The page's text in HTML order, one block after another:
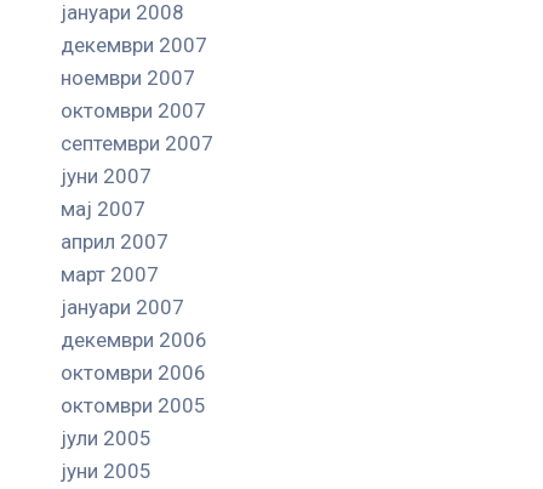
јануари 2008
декември 2007
ноември 2007
октомври 2007
септември 2007
јуни 2007
мај 2007
април 2007
март 2007
јануари 2007
декември 2006
октомври 2006
октомври 2005
јули 2005
јуни 2005